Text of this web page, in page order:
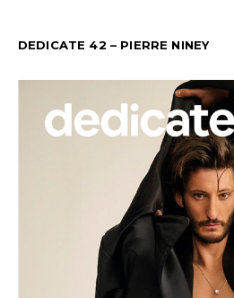
DEDICATE 42 – PIERRE NINEY